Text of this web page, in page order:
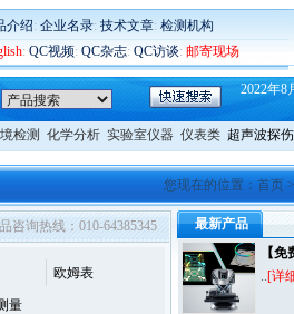
介绍: 企业名录: 技术文章: 检测机构
: QC视频: QC杂志: QC访谈: 邮寄现场
2022年
检测 化学分析 实验室仪器 仪表类 超声波探
您现在的位置： 首页 >
咨询热线：010-64385345
欧姆表
量
最新产品
【
..[详